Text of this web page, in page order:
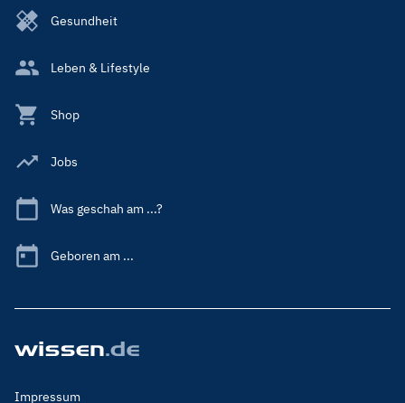
Gesundheit
Leben & Lifestyle
Shop
Jobs
Was geschah am ...?
Geboren am ...
Footer
Impressum